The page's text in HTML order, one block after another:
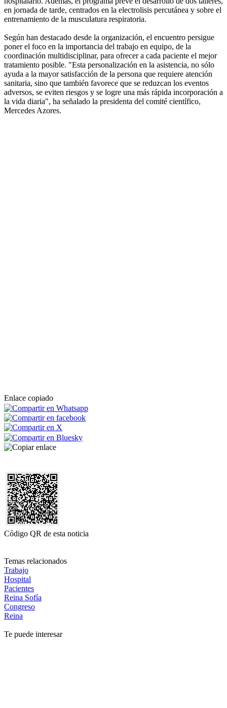
en jornada de tarde, centrados en la electrolisis percutánea y sobre el
entrenamiento de la musculatura respiratoria.
Según han destacado desde la organización, el encuentro persigue
poner el foco en la importancia del trabajo en equipo, de la
coordinación multidisciplinar, para ofrecer a cada paciente el mejor
tratamiento posible. "Esta personalización en la asistencia, no sólo
ayuda a la mayor satisfacción de la persona que requiere atención
sanitaria, sino que también favorece que se reduzcan los eventos
adversos, se eviten riesgos y se logre una más rápida incorporación a
la vida diaria", ha señalado la presidenta del comité científico,
Mercedes Azores.
Enlace copiado
Código QR de esta noticia
Temas relacionados
Trabajo
Hospital
Pacientes
Reina Sofía
Congreso
Reina
Te puede interesar